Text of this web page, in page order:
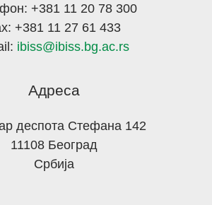
+381 11 20 78 300
+381 11 27 61 433
ibiss@ibiss.bg.ac.rs
Адреса
деспота Стефана 142
11108 Београд
Србија